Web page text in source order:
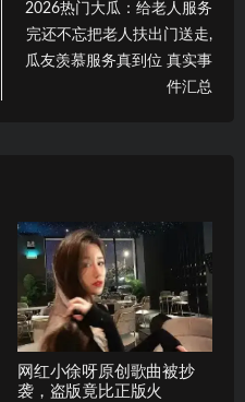
2026热门大瓜：给老人服务
完还不忘把老人扶出门送走,
瓜友羡慕服务真到位 真实事
件汇总
网红小徐呀原创歌曲被抄
袭，盗版竟比正版火